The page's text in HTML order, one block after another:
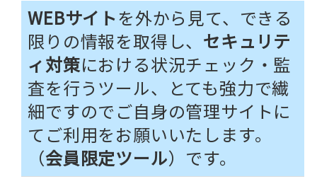
WEBサイトを外から見て、できる
限りの情報を取得し、 セキュリテ
ィ対策における状況チェック・監
査を行うツール、とても強力で繊
細ですのでご自身の管理サイトに
てご利用をお願いいたします。
（会員限定ツール）です。